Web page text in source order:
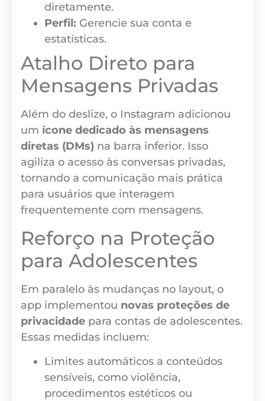
diretamente.
Perfil: Gerencie sua conta e
estatísticas.
Atalho Direto para
Mensagens Privadas
Além do deslize, o Instagram adicionou
um ícone dedicado às mensagens
diretas (DMs) na barra inferior. Isso
agiliza o acesso às conversas privadas,
tornando a comunicação mais prática
para usuários que interagem
frequentemente com mensagens.
Reforço na Proteção
para Adolescentes
Em paralelo às mudanças no layout, o
app implementou novas proteções de
privacidade para contas de adolescentes.
Essas medidas incluem:
Limites automáticos a conteúdos
sensíveis, como violência,
procedimentos estéticos ou